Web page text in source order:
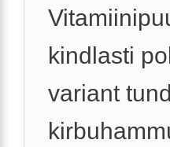
kindlasti
variant